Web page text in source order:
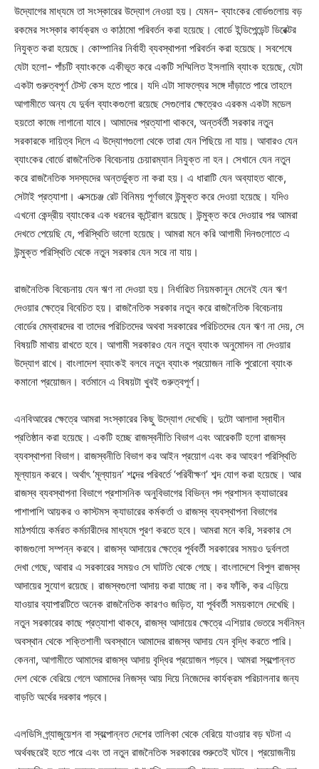
উদ্যোগের মাধ্যমে তা সংস্কারের উদ্যোগ নেওয়া হয়। যেমন- ব্যাংকের বোর্ডগুলোয় বড়
রকমের সংস্কার কার্যক্রম ও কাঠামো পরিবর্তন করা হয়েছে। বোর্ডে ইন্ডিপেন্ডেন্ট ডিরেক্টর
নিযুক্ত করা হয়েছে। কোম্পানির নির্বাহী ব্যবস্থাপনা পরিবর্তন করা হয়েছে। সবশেষে
যেটা হলো- পাঁচটি ব্যাংককে একীভূত করে একটি সম্মিলিত ইসলামি ব্যাংক হয়েছে, যেটা
একটা গুরুত্বপূর্ণ টেস্ট কেস হতে পারে। যদি এটা সাফল্যের সঙ্গে দাঁড়াতে পারে তাহলে
আগামীতে অন্য যে দুর্বল ব্যাংকগুলো রয়েছে সেগুলোর ক্ষেত্রেও এরকম একটা মডেল
হয়তো কাজে লাগানো যাবে। আমাদের প্রত্যাশা থাকবে, অন্তর্বর্তী সরকার নতুন
সরকারকে দায়িত্ব দিলে এ উদ্যোগগুলো থেকে তারা যেন পিছিয়ে না যায়। আবারও যেন
ব্যাংকের বোর্ডে রাজনৈতিক বিবেচনায় চেয়ারম্যান নিযুক্ত না হন। সেখানে যেন নতুন
করে রাজনৈতিক সদস্যদের অন্তর্ভুক্ত না করা হয়। এ ধারাটি যেন অব্যাহত থাকে,
সেটাই প্রত্যাশা। এক্সচেঞ্জ রেট বিনিময় পূর্ণভাবে উন্মুক্ত করে দেওয়া হয়েছে। যদিও
এখনো কেন্দ্রীয় ব্যাংকের এক ধরনের কন্ট্রোল রয়েছে। উন্মুক্ত করে দেওয়ার পর আমরা
দেখতে পেয়েছি যে, পরিস্থিতি ভালো হয়েছে। আমরা মনে করি আগামী দিনগুলোতে এ
উন্মুক্ত পরিস্থিতি থেকে নতুন সরকার যেন সরে না যায়।
রাজনৈতিক বিবেচনায় যেন ঋণ না দেওয়া হয়। নির্ধারিত নিয়মকানুন মেনেই যেন ঋণ
দেওয়ার ক্ষেত্রে বিবেচিত হয়। রাজনৈতিক সরকার নতুন করে রাজনৈতিক বিবেচনায়
বোর্ডের মেম্বারদের বা তাদের পরিচিতদের অথবা সরকারের পরিচিতদের যেন ঋণ না দেয়, সে
বিষয়টি মাথায় রাখতে হবে। আগামী সরকারও যেন নতুন ব্যাংক অনুমোদন না দেওয়ার
উদ্যোগ রাখে। বাংলাদেশ ব্যাংকই বলবে নতুন ব্যাংক প্রয়োজন নাকি পুরোনো ব্যাংক
কমানো প্রয়োজন। বর্তমানে এ বিষয়টা খুবই গুরুত্বপূর্ণ।
এনবিআরের ক্ষেত্রে আমরা সংস্কারের কিছু উদ্যোগ দেখেছি। দুটো আলাদা স্বাধীন
প্রতিষ্ঠান করা হয়েছে। একটি হচ্ছে রাজস্বনীতি বিভাগ এবং আরেকটি হলো রাজস্ব
ব্যবস্থাপনা বিভাগ। রাজস্বনীতি বিভাগ কর আইন প্রয়োগ এবং কর আহরণ পরিস্থিতি
মূল্যায়ন করবে। অর্থাৎ ‘মূল্যায়ন’ শব্দের পরিবর্তে ‘পরিবীক্ষণ’ শব্দ যোগ করা হয়েছে। আর
রাজস্ব ব্যবস্থাপনা বিভাগে প্রশাসনিক অনুবিভাগের বিভিন্ন পদ প্রশাসন ক্যাডারের
পাশাপাশি আয়কর ও কাস্টমস ক্যাডারের কর্মকর্তা ও রাজস্ব ব্যবস্থাপনা বিভাগের
মাঠপর্যায়ে কর্মরত কর্মচারীদের মাধ্যমে পূরণ করতে হবে। আমরা মনে করি, সরকার সে
কাজগুলো সম্পন্ন করবে। রাজস্ব আদায়ের ক্ষেত্রে পূর্ববর্তী সরকারের সময়ও দুর্বলতা
দেখা গেছে, আবার এ সরকারের সময়ও সে ঘাটতি থেকে গেছে। বাংলাদেশে বিপুল রাজস্ব
আদায়ের সুযোগ রয়েছে। রাজস্বগুলো আদায় করা যাচ্ছে না। কর ফাঁকি, কর এড়িয়ে
যাওয়ার ব্যাপারটিতে অনেক রাজনৈতিক কারণও জড়িত, যা পূর্ববর্তী সময়কালে দেখেছি।
নতুন সরকারের কাছে প্রত্যাশা থাকবে, রাজস্ব আদায়ের ক্ষেত্রে এশিয়ার ভেতরে সর্বনিম্ন
অবস্থান থেকে শক্তিশালী অবস্থানে আমাদের রাজস্ব আদায় যেন বৃদ্ধি করতে পারি।
কেননা, আগামীতে আমাদের রাজস্ব আদায় বৃদ্ধির প্রয়োজন পড়বে। আমরা স্বল্পোন্নত
দেশ থেকে বেরিয়ে গেলে আমাদের নিজস্ব আয় দিয়ে নিজেদের কার্যক্রম পরিচালনার জন্য
বাড়তি অর্থের দরকার পড়বে।
এলডিসি গ্র্যাজুয়েশন বা স্বল্পোন্নত দেশের তালিকা থেকে বেরিয়ে যাওয়ার বড় ঘটনা এ
অর্থবছরেই হতে পারে এবং তা নতুন রাজনৈতিক সরকারের শুরুতেই ঘটবে। প্রয়োজনীয়